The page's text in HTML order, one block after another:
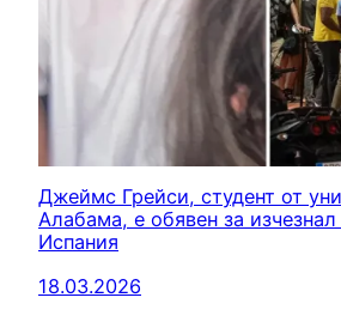
Джеймс Грейси, студент от
Алабама, е обявен за
Испания
18.03.2026